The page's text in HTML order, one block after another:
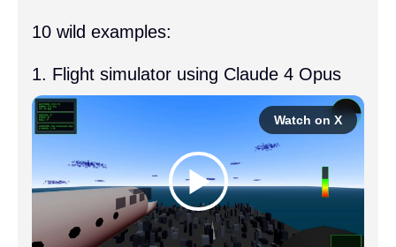
10 wild examples:
Watch on X